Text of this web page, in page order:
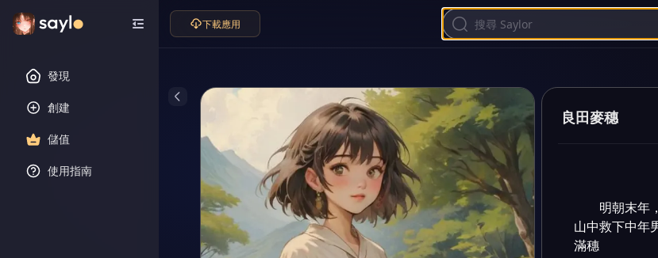
發現
創建
儲值
使用指南
下載應用
良田麥穗
明朝末年
山中救下中年
滿穗